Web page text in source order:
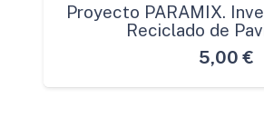
Proyecto PARAMIX.
Reciclado de
5,00 €